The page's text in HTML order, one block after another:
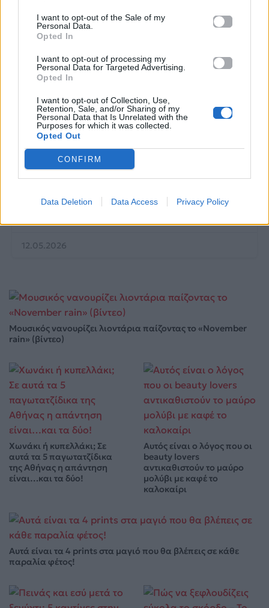
I want to opt-out of the Sale of my
Personal Data.
Opted In
I want to opt-out of processing my
Personal Data for Targeted Advertising.
Opted In
I want to opt-out of Collection, Use,
Retention, Sale, and/or Sharing of my
Personal Data that Is Unrelated with the
Purposes for which it was collected.
Opted Out
CONFIRM
Data Deletion Data Access Privacy Policy
Η αποκάλυψη του αιώνα στην Αμφίπολη: Ολόκληρος
12.05.2026
Μουσικός νανουρίζει λιοντάρια παίζοντας το «November
rain» (βίντεο)
Χωνάκι ή κυπελλάκι; Σε
αυτά τα 5 παγωτατζίδικα
της Αθήνας η απάντηση
είναι…και τα δύο!
Αυτός είναι ο λόγος που οι
beauty lovers
αντικαθιστούν το μαύρο
μολύβι με καφέ το
καλοκαίρι
Αυτά είναι τα 4 prints στα μαγιό που θα βλέπεις σε κάθε
παραλία φέτος!